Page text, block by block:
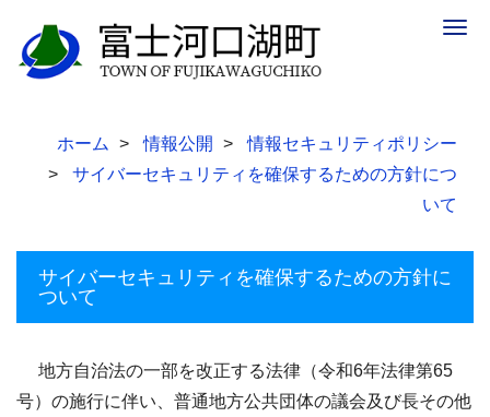
ホーム 情報公開
情報セキュリティポリシー
サイバーセキュリティを確保するための方針につ
いて
サイバーセキュリティを確保するための方針に
ついて
地方自治法の一部を改正する法律（令和6年法律第65
号）の施行に伴い、普通地方公共団体の議会及び長その他